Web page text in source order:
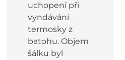
uchopení při
vyndávání
termosky z
batohu. Objem
šálku byl